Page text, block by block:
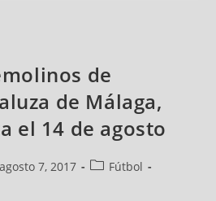
de
de Málaga,
el 14 de agosto
agosto 7, 2017
Fútbol